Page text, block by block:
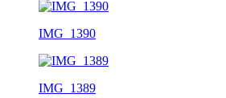
IMG_1390
IMG_1389